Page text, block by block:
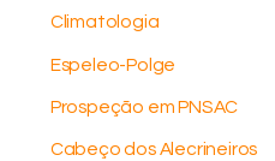
Climatologia
Espeleo-Polge
Prospeção em PNSAC
Cabeço dos Alecrineiros